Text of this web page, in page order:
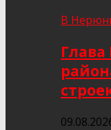
В